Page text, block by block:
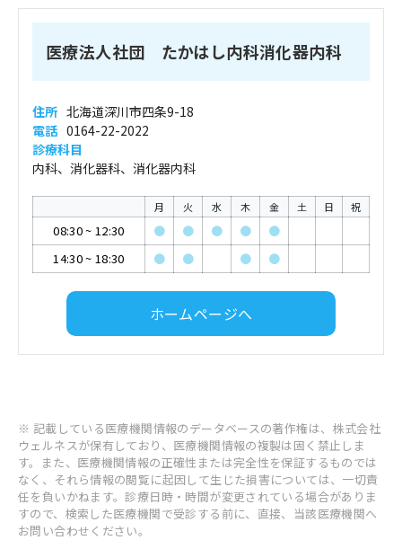
医療法人社団 たかはし内科消化器内科
住所 北海道深川市四条9-18
電話 0164-22-2022
診療科目
内科、消化器科、消化器内科
月 火 水 木 金 土 日 祝
08:30~ 12:30 ● ● ● ●
●
14:30~ 18:30 ● ● ● ●
ホームページへ
※ 記載している医療機関情報のデータベースの著作権は、株式会社
ウェルネスが保有しており、医療機関情報の複製は固く禁止しま
す。また、医療機関情報の正確性または完全性を保証するものでは
なく、それら情報の閲覧に起因して生じた損害については、一切責
任を負いかねます。診療日時・時間が変更されている場合がありま
すので、検索した医療機関で受診する前に、直接、当該医療機関へ
お問い合わせください。